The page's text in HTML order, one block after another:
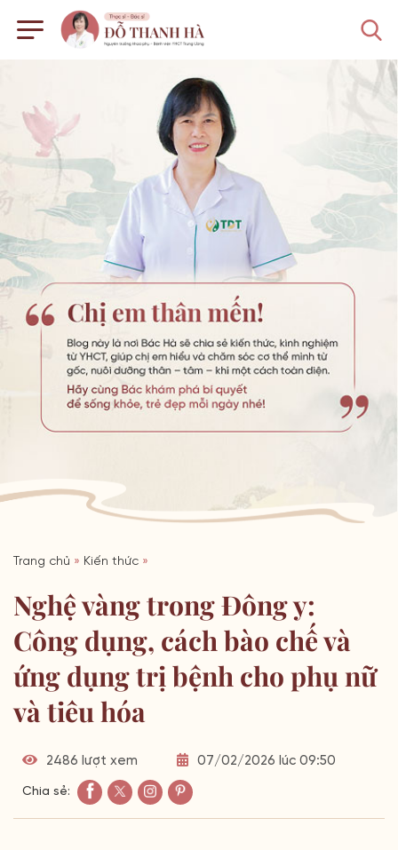
Trang chủ » Kiến thức »
Nghệ vàng trong Đông y:
Công dụng, cách bào chế và
ứng dụng trị bệnh cho phụ nữ
và tiêu hóa
2486 lượt xem 07/02/2026 lúc 09:50
Chia sẻ: